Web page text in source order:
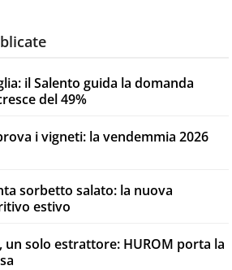
il Salento guida la domanda
del 49%
i vigneti: la vendemmia 2026
sorbetto salato: la nuova
estivo
un solo estrattore: HUROM porta la